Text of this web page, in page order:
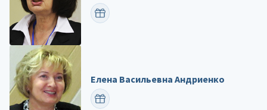
ПОЗДРАВИТЬ
Елена Васильевна Андриенко
ПОЗДРАВИТЬ